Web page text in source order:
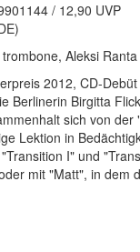
/ 12,90 UVP
Aleksi
2012, CD-
Berlinerin Birgitta
sich von
Lektion in
I" und
mit "Matt", in dem